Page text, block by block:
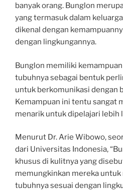
banyak orang. Bunglon
yang termasuk dalam
dikenal dengan
dengan lingkungannya.
Bunglon memiliki
tubuhnya sebagai bentuk
untuk berkomunikasi dengan
Kemampuan ini tentu sangat
menarik untuk dipelajari lebih
Menurut Dr. Arie Wibowo,
dari Universitas Indonesia,
khusus di kulitnya yang
memungkinkan mereka untuk
tubuhnya sesuai dengan